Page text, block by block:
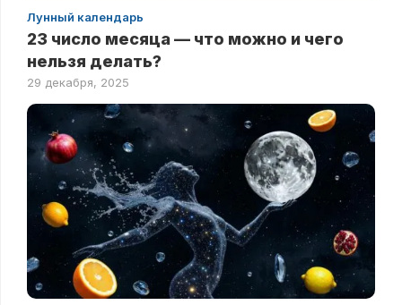
Лунный календарь
23 число месяца — что можно и чего
нельзя делать?
29 декабря, 2025